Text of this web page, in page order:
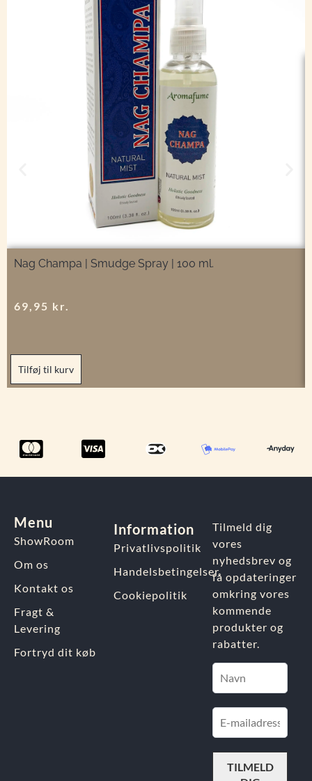
Nag Champa | Smudge Spray | 100 ml.
69,95 kr.
Tilføj til kurv
Menu
ShowRoom
Om os
Kontakt os
Fragt &
Levering
Fortryd dit køb
Information
Privatlivspolitik
Handelsbetingelser
Cookiepolitik
Tilmeld dig
vores
nyhedsbrev og
få opdateringer
omkring vores
kommende
produkter og
rabatter.